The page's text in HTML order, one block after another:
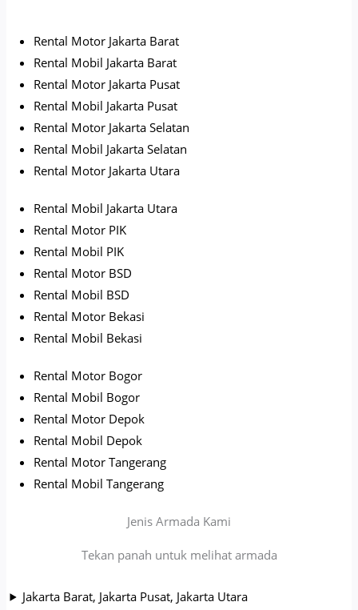
Rental Motor Jakarta Barat
Rental Mobil Jakarta Barat
Rental Motor Jakarta Pusat
Rental Mobil Jakarta Pusat
Rental Motor Jakarta Selatan
Rental Mobil Jakarta Selatan
Rental Motor Jakarta Utara
Rental Mobil Jakarta Utara
Rental Motor PIK
Rental Mobil PIK
Rental Motor BSD
Rental Mobil BSD
Rental Motor Bekasi
Rental Mobil Bekasi
Rental Motor Bogor
Rental Mobil Bogor
Rental Motor Depok
Rental Mobil Depok
Rental Motor Tangerang
Rental Mobil Tangerang
Jenis Armada Kami
Tekan panah untuk melihat armada
Jakarta Barat, Jakarta Pusat, Jakarta Utara